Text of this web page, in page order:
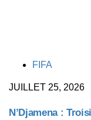
TAGSFIFA
JUILLET 25, 2026
N’Djamena :